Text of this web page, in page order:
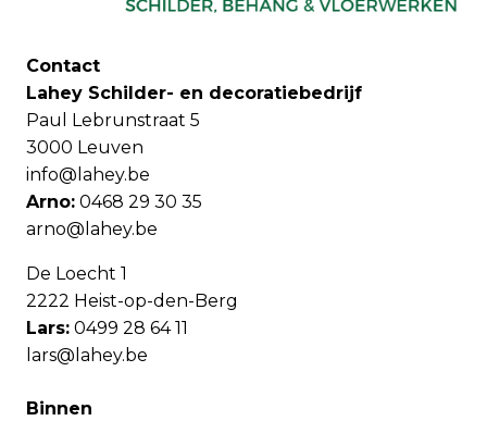
Contact
Lahey Schilder- en decoratiebedrijf
Paul Lebrunstraat 5
3000 Leuven
info@lahey.be
Arno: 0468 29 30 35
arno@lahey.be
De Loecht 1
2222 Heist-op-den-Berg
Lars: 0499 28 64 11
lars@lahey.be
Binnen